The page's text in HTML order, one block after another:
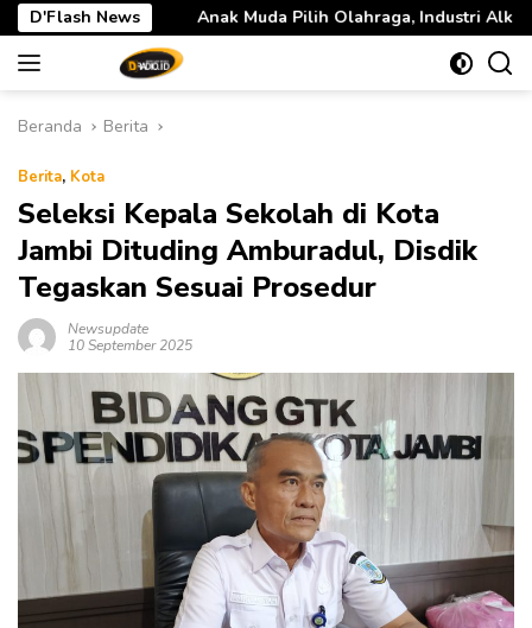
Langsung
ke
konten
D'Flash News
Muda Pilih Olahraga, Industri Alkohol Dunia Mulai Tertekan
Beranda Berita
Berita, Kota
Seleksi Kepala Sekolah di Kota
Jambi Dituding Amburadul, Disdik
Tegaskan Sesuai Prosedur
Newsupdate
10 September 2025